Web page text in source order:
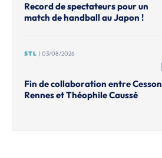
Record de spectateurs pour un
match de handball au Japon !
STL | 03/08/2026
Fin de collaboration entre Cesson
Rennes et Théophile Caussé